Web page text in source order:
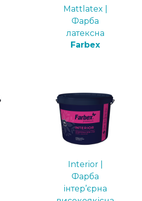
Mattlatex |
Фарба
латексна
Farbex
Interior |
Фарба
інтер’єрна